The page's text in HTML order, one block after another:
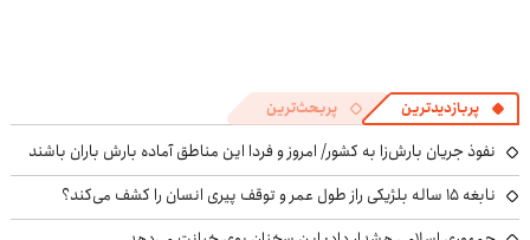
پربازدیدترین پربحث‌ترین
نفوذ جریان بارش‌زا به کشور/ امروز و فردا این مناطق آماده بارش باران باشند
نابغه ۱۵ ساله بلژیکی راز طول عمر و توقف پیری انسان را کشف می‌کند؟